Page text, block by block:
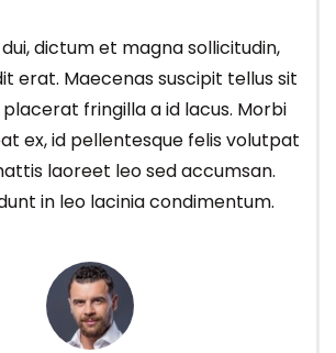
dictum et magna sollicitudin,
erat. Maecenas suscipit tellus sit
fringilla a id lacus. Morbi
ex, id pellentesque felis volutpat
laoreet leo sed accumsan.
in leo lacinia condimentum.